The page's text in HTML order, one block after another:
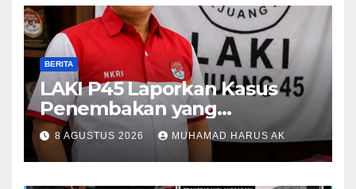
BERITA
LAKI P45 Laporkan Kasus
Penembakan yang
Tewaskan Terduga Pencuri
Durian oleh Oknum Pegawai
Lapas Lubuklinggau
8 AGUSTUS 2026 MUHAMAD HARUS AK